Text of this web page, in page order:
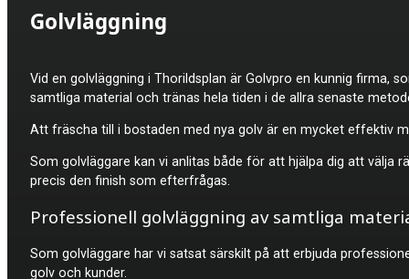
Golvläggning
Vid en golvläggning i Thorildsplan är Golvpro en kunnig firma,
samtliga material och tränas hela tiden i de allra senaste
Att fräscha till i bostaden med nya golv är en mycket effektiv
Som golvläggare kan vi anlitas både för att hjälpa dig att välja
precis den finish som efterfrågas.
Professionell golvläggning av samtliga
Som golvläggare har vi satsat särskilt på att erbjuda
golv och kunder.